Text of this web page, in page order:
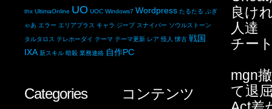
良け
人達
チー
mgn
て退
thx UltimaOnline UO UOC Windows7 Wordpress たるたる ぷぎ
ゃあ エラー エリアプラス キャラ ジープ スナイパー ソウルストーン
タルタロス テレホーダイ テーマ テーマ更新 レア 怪人 懐古 戦国
IXA 新スキル 暗殺 業務連絡 自作PC
コンテンツ
Categories